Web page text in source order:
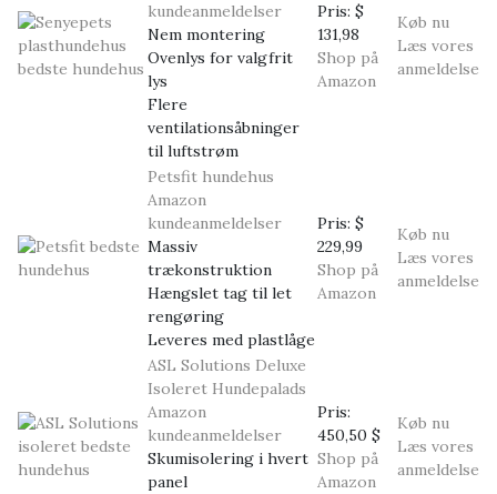
kundeanmeldelser
Nem montering
Ovenlys for valgfrit
lys
Flere
ventilationsåbninger
til luftstrøm
Pris: $
131,98
Shop på
Amazon
Køb nu
Læs vores
anmeldelse
Petsfit hundehus
Amazon
kundeanmeldelser
Massiv
trækonstruktion
Hængslet tag til let
rengøring
Leveres med plastlåge
Pris: $
229,99
Shop på
Amazon
Køb nu
Læs vores
anmeldelse
ASL Solutions Deluxe
Isoleret Hundepalads
Amazon
kundeanmeldelser
Skumisolering i hvert
panel
Pris:
450,50 $
Shop på
Amazon
Køb nu
Læs vores
anmeldelse